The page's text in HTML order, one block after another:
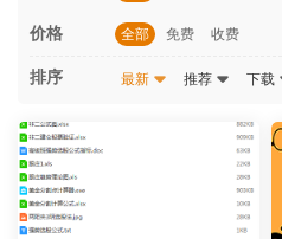
价格 全部 免费 收费
排序 最新 推荐 下载